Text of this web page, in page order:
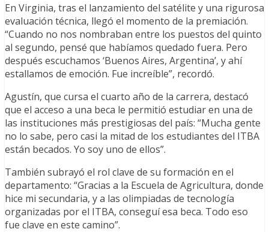
En Virginia, tras el lanzamiento del satélite y una rigurosa
evaluación técnica, llegó el momento de la premiación.
“Cuando no nos nombraban entre los puestos del quinto
al segundo, pensé que habíamos quedado fuera. Pero
después escuchamos ‘Buenos Aires, Argentina’, y ahí
estallamos de emoción. Fue increíble”, recordó.
Agustín, que cursa el cuarto año de la carrera, destacó
que el acceso a una beca le permitió estudiar en una de
las instituciones más prestigiosas del país: “Mucha gente
no lo sabe, pero casi la mitad de los estudiantes del ITBA
están becados. Yo soy uno de ellos”.
También subrayó el rol clave de su formación en el
departamento: “Gracias a la Escuela de Agricultura, donde
hice mi secundaria, y a las olimpiadas de tecnología
organizadas por el ITBA, conseguí esa beca. Todo eso
fue clave en este camino”.